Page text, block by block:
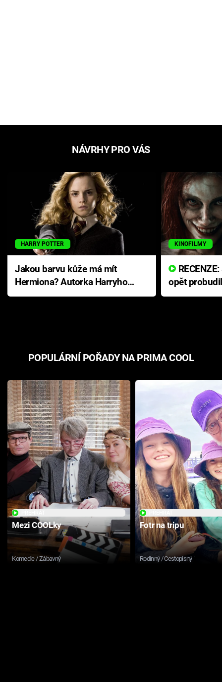
NÁVRHY PRO VÁS
HARRY POTTER
Jakou barvu kůže má mít
Hermiona? Autorka Harryho
Pottera přišla s ráznou
KINOFILMY
opět
přichází s
POPULÁRNÍ POŘADY NA PRIMA COOL
Mezi COOLky
Komedie / Zábavný
Fotr na tripu
Rodinný / Cestopisný